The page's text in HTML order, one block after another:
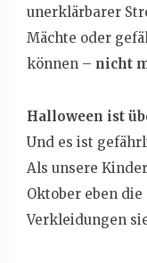
unerklärbarer
Mächte oder
können – nicht
Halloween ist
Und es ist
Als unsere
Oktober eben
Verkleidungen